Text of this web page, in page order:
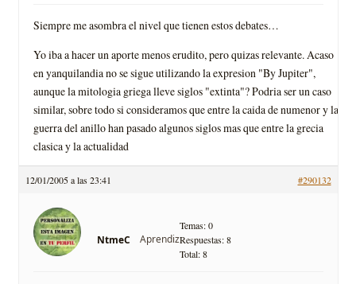
Siempre me asombra el nivel que tienen estos debates…
Yo iba a hacer un aporte menos erudito, pero quizas relevante. Acaso
en yanquilandia no se sigue utilizando la expresion "By Jupiter",
aunque la mitologia griega lleve siglos "extinta"? Podria ser un caso
similar, sobre todo si consideramos que entre la caida de numenor y la
guerra del anillo han pasado algunos siglos mas que entre la grecia
clasica y la actualidad
12/01/2005 a las 23:41 #290132
NtmeC Aprendiz
Temas: 0
Respuestas: 8
Total: 8